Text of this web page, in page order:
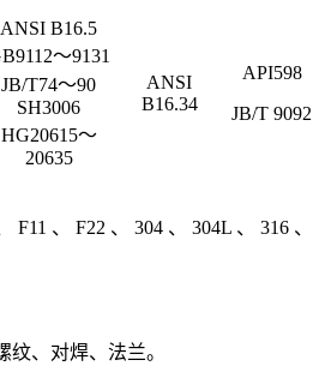
ANSI B16.5
～9131
JB/T74～90
SH3006
HG20615～
20635
ANSI
B16.34
API598
JB/T 9092
F11 、 F22 、 304 、 304L 、 316 、
纹、对焊、法兰。